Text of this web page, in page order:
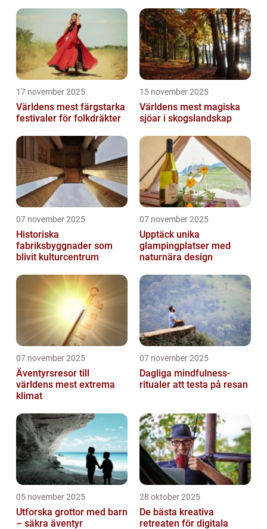
17 november 2025
Världens mest färgstarka
festivaler för folkdräkter
15 november 2025
Världens mest magiska
sjöar i skogslandskap
07 november 2025
Historiska
fabriksbyggnader som
blivit kulturcentrum
07 november 2025
Upptäck unika
glampingplatser med
naturnära design
07 november 2025
Äventyrsresor till
världens mest extrema
klimat
07 november 2025
Dagliga mindfulness-
ritualer att testa på resan
05 november 2025
Utforska grottor med barn
– säkra äventyr
28 oktober 2025
De bästa kreativa
retreaten för digitala